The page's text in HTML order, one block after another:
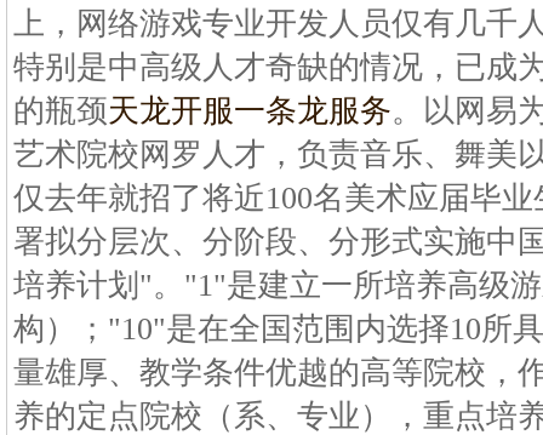
上，网络游戏专业开发人员仅有几千
特别是中高级人才奇缺的情况，已成
的瓶颈天龙开服一条龙服务。以网易
艺术院校网罗人才，负责音乐、舞美
仅去年就招了将近100名美术应届毕
署拟分层次、分阶段、分形式实施中
培养计划"。"1"是建立一所培养高级
构）；"10"是在全国范围内选择10所
量雄厚、教学条件优越的高等院校，
养的定点院校（系、专业），重点培